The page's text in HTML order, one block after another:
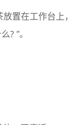
置在工作台上，
? ”。